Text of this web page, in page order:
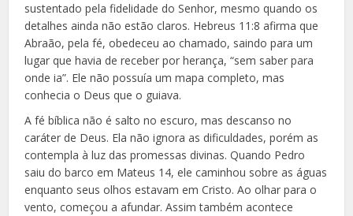
sustentado pela fidelidade do Senhor, mesmo quando os
detalhes ainda não estão claros. Hebreus 11:8 afirma que
Abraão, pela fé, obedeceu ao chamado, saindo para um
lugar que havia de receber por herança, “sem saber para
onde ia”. Ele não possuía um mapa completo, mas
conhecia o Deus que o guiava.
A fé bíblica não é salto no escuro, mas descanso no
caráter de Deus. Ela não ignora as dificuldades, porém as
contempla à luz das promessas divinas. Quando Pedro
saiu do barco em Mateus 14, ele caminhou sobre as águas
enquanto seus olhos estavam em Cristo. Ao olhar para o
vento, começou a afundar. Assim também acontece